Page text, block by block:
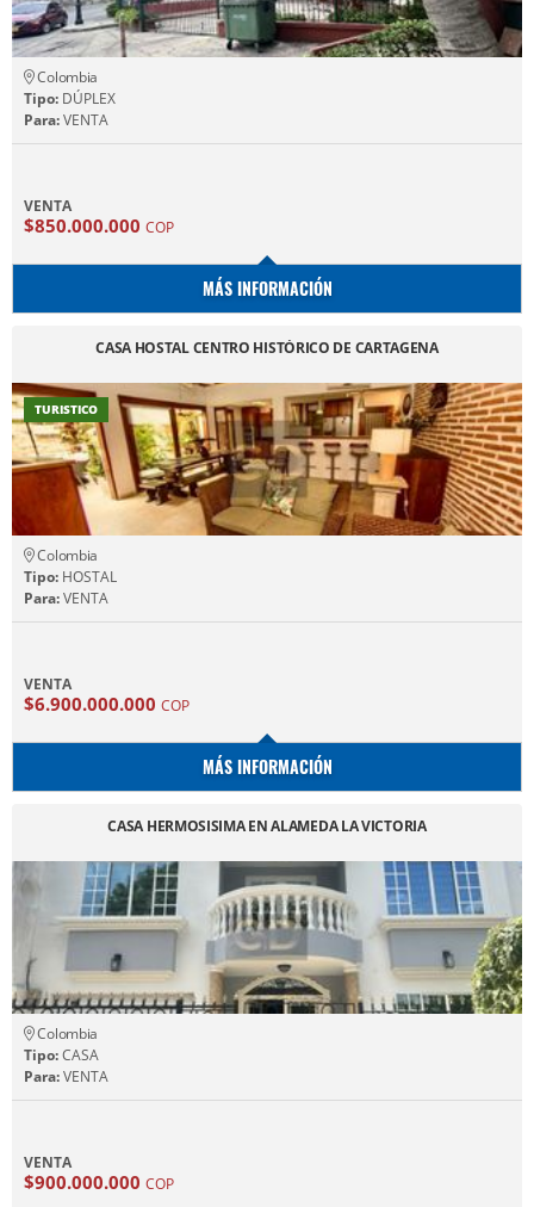
Colombia
Tipo: DÚPLEX
Para:VENTA
VENTA
$850.000.000 COP
MÁS INFORMACIÓN
CASA HOSTAL CENTRO HISTÓRICO DE CARTAGENA
TURISTICO
Colombia
Tipo: HOSTAL
Para:VENTA
VENTA
$6.900.000.000 COP
MÁS INFORMACIÓN
CASA HERMOSISIMA EN ALAMEDA LA VICTORIA
Colombia
Tipo:CASA
Para:VENTA
VENTA
$900.000.000 COP